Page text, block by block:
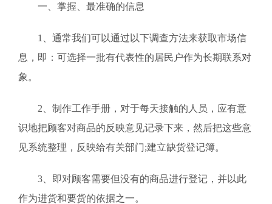
一、掌握、最准确的信息
1、通常我们可以通过以下调查方法来获取市场信
息，即：可选择一批有代表性的居民户作为长期联系对
象。
2、制作工作手册，对于每天接触的人员，应有意
识地把顾客对商品的反映意见记录下来，然后把这些意
见系统整理，反映给有关部门;建立缺货登记簿。
3、即对顾客需要但没有的商品进行登记，并以此
作为进货和要货的依据之一。